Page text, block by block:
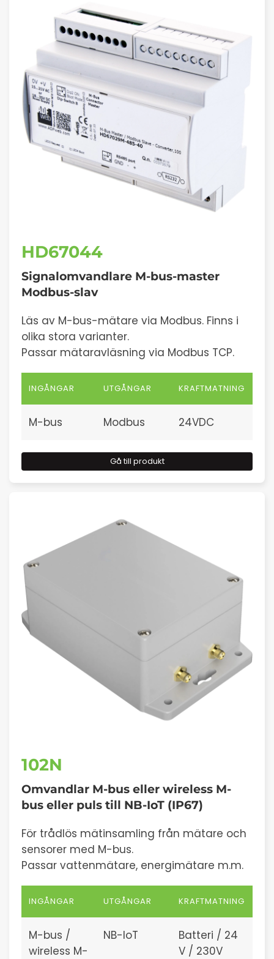
HD67044
Signalomvandlare M-bus-master
Modbus-slav
Läs av M-bus-mätare via Modbus. Finns i
olika stora varianter.
Passar mätaravläsning via Modbus TCP.
INGÅNGAR UTGÅNGAR KRAFTMATNING
M-bus Modbus 24VDC
Gå till produkt
102N
Omvandlar M-bus eller wireless M-
bus eller puls till NB-IoT (IP67)
För trådlös mätinsamling från mätare och
sensorer med M-bus.
Passar vattenmätare, energimätare m.m.
INGÅNGAR UTGÅNGAR KRAFTMATNING
M-bus /
wireless M-
NB-IoT
Batteri / 24
V / 230V